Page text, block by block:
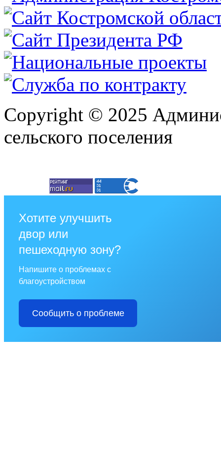
Copyright © 2025
сельского поселения
Хотите улучшить
двор или
пешеходную зону?
Напишите о проблемах с
благоустройством
Сообщить о проблеме